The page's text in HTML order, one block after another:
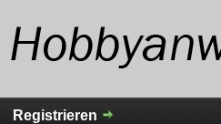
Registrieren